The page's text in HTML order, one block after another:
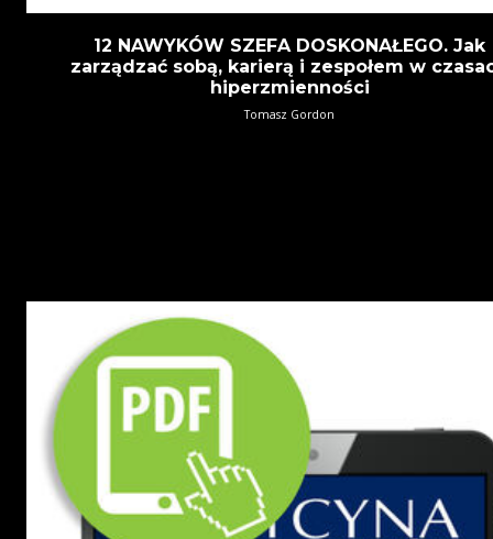
12 NAWYKÓW SZEFA DOSKONAŁEGO. Jak
zarządzać sobą, karierą i zespołem w
hiperzmienności
Tomasz Gordon